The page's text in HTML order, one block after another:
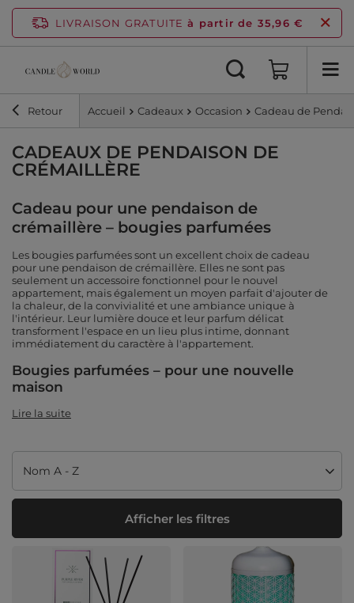
LIVRAISON GRATUITE à partir de 35,96 €
Retour Accueil Cadeaux Occasion Cadeau de
CADEAUX DE PENDAISON DE
CRÉMAILLÈRE
Cadeau pour une pendaison de
crémaillère – bougies parfumées
Les bougies parfumées sont un excellent choix de cadeau
pour une pendaison de crémaillère. Elles ne sont pas
seulement un accessoire fonctionnel pour le nouvel
appartement, mais également un moyen parfait d'ajouter de
la chaleur, de la convivialité et une ambiance unique à
l'intérieur. Leur lumière douce et leur parfum délicat
transforment l'espace en un lieu plus intime, donnant
immédiatement du caractère à l'appartement.
Bougies parfumées – pour une nouvelle
maison
Lire la suite
Modifier le tri
Nom A - Z
Afficher les filtres